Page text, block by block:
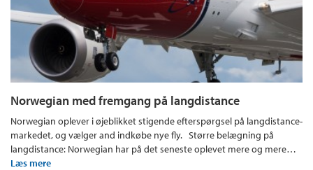
Norwegian med fremgang på langdistance
Norwegian oplever i øjeblikket stigende efterspørgsel på langdistance-
markedet, og vælger and indkøbe nye fly. Større belægning på
langdistance: Norwegian har på det seneste oplevet mere og mere…
Læs mere